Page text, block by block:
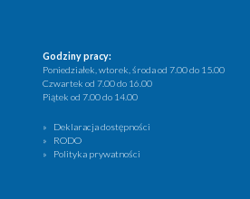
Godziny pracy:
Poniedziałek, wtorek, środa od 7.00 do 15.00
Czwartek od 7.00 do 16.00
Piątek od 7.00 do 14.00
Deklaracja dostępności
RODO
Polityka prywatności